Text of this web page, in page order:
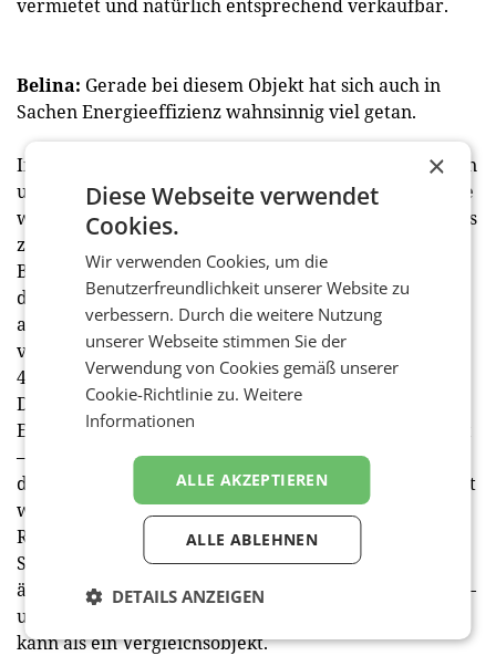
vermietet und natürlich entsprechend verkaufbar.
Belina: Gerade bei diesem Objekt hat sich auch in
Sachen Energieeffizienz wahnsinnig viel getan.
Investoren möchten heute nicht ältere Objekte kaufen
und dann in ein paar Jahren Kopfweh bekommen. Die
wollen entweder einen Neubau oder ein Gebäude, das
zumindest vom technischen Standard und von der
Bauqualität einem Neubau entspricht. Das MGC ist
dafür ein herausragendes Beispiel und das kommt
auch gut bei Investoren an. Der Marktpreis für gut
vermietete Bürohäuser liegt aktuell ca. bei 3,75 bis
4,50 % Rendite, das MGC gibt's um rd. 5,70 %.
Das liegt sowohl am Volumen wie eben auch am
Einkaufspreis, weil es nicht als „Neubau” gegolten hat
– obwohl ca. ein Drittel der Gesamtfläche als Neubau
dazugekommen ist und vor das „alte” Gebäude gesetzt
wurde.
Resümee: Wenn das Volumen und der technische
Standard passen, empfiehlt sich durchaus auch ein
älteres Bestandsobjekt, das beinahe vollvermietet ist –
und um ca. 25 Prozent preiswerter gekauft werden
kann als ein Vergleichsobjekt.
×
Diese Webseite verwendet
Cookies.
Wir verwenden Cookies, um die
Benutzerfreundlichkeit unserer Website zu
verbessern. Durch die weitere Nutzung
unserer Webseite stimmen Sie der
Verwendung von Cookies gemäß unserer
Cookie-Richtlinie zu.Weitere
Informationen
ALLE AKZEPTIEREN
ALLE ABLEHNEN
DETAILS ANZEIGEN